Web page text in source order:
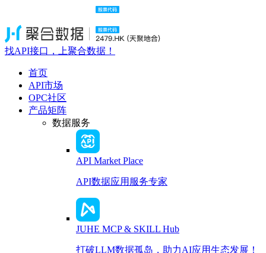
找API接口，上聚合数据！
首页
API市场
OPC社区
产品矩阵
数据服务
API Market Place
API数据应用服务专家
JUHE MCP & SKILL Hub
打破LLM数据孤岛，助力AI应用生态发展！